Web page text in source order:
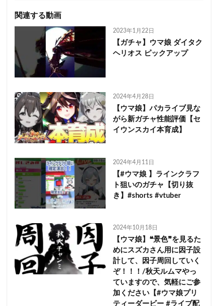
関連する動画
2023年1月22日
【ガチャ】ウマ娘 ダイタク
ヘリオス ピックアップ
2024年4月28日
【ウマ娘】パカライブ見な
がら新ガチャ性能評価【セ
イウンスカイ本育成】
2024年4月11日
【#ウマ娘 】ラインクラフ
ト狙いのガチャ【切り抜
き】#shorts #vtuber
2024年10月18日
【ウマ娘】❝景色❞を見るた
めにスズカさん用に因子設
計して、因子周回していく
ぞ！！！/秋天ルムマやっ
ていますので、気軽にご参
加ください【#ウマ娘プリ
ティーダービー #ライブ配